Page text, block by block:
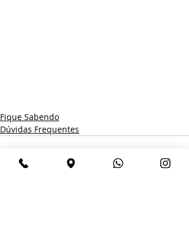
Fique Sabendo
Dúvidas Frequentes